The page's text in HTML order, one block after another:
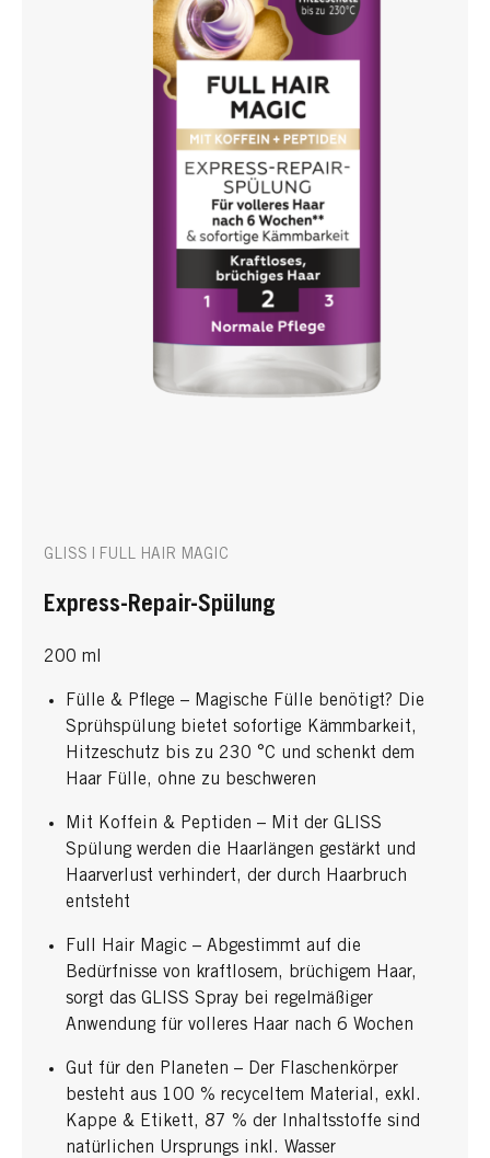
GLISS | FULL HAIR MAGIC
Express-Repair-Spülung
200 ml
Fülle & Pflege – Magische Fülle benötigt? Die
Sprühspülung bietet sofortige Kämmbarkeit,
Hitzeschutz bis zu 230 °C und schenkt dem
Haar Fülle, ohne zu beschweren
Mit Koffein & Peptiden – Mit der GLISS
Spülung werden die Haarlängen gestärkt und
Haarverlust verhindert, der durch Haarbruch
entsteht
Full Hair Magic – Abgestimmt auf die
Bedürfnisse von kraftlosem, brüchigem Haar,
sorgt das GLISS Spray bei regelmäßiger
Anwendung für volleres Haar nach 6 Wochen
Gut für den Planeten – Der Flaschenkörper
besteht aus 100 % recyceltem Material, exkl.
Kappe & Etikett, 87 % der Inhaltsstoffe sind
natürlichen Ursprungs inkl. Wasser